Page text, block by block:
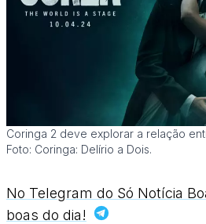
Coringa 2 deve explorar a relação
Foto: Coringa: Delírio a Dois.
No Telegram do Só Notícia
boas do dia!